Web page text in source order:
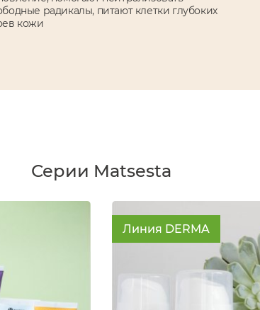
радикалы, питают клетки глубоких
кожи
Серии Matsesta
Линия DERMA